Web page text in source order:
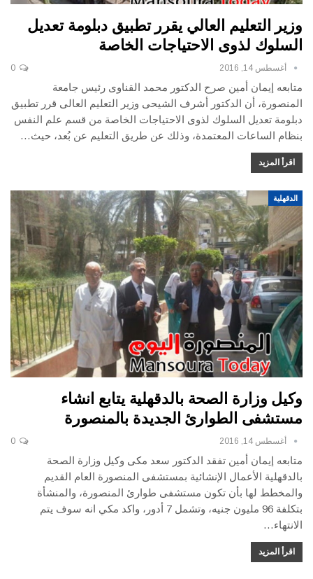
وزير التعليم العالي يقرر تطبيق دبلومة تعديل
السلوك لذوى الاحتياجات الخاصة
أغسطس 14, 2016
متابعه إيمان أمين صرح الدكتور محمد القناوى رئيس جامعة
المنصورة، أن الدكتور أشرف الشيحى وزير التعليم العالى قرر تطبيق
دبلومة تعديل السلوك لذوى الاحتياجات الخاصة من قسم علم النفس
بنظام الساعات المعتمدة، وذلك عن طريق التعليم عن بُعد، حيث…
اقرأ المزيد
الدقهلية
وكيل وزارة الصحة بالدقهلية يتابع انشاء
مستشفى الطوارئ الجديدة بالمنصورة
أغسطس 14, 2016
متابعه إيمان أمين تفقد الدكتور سعد مكى وكيل وزارة الصحة
بالدقهلية الأعمال الإنشائية بمستشفى المنصورة العام القديم
والمخطط لها بأن تكون مستشفى طوارئ المنصورة، والمنشأة
بتكلفة 96 مليون جنيه، وتشمل 7 أدور، واكد مكي انه سوف يتم
الانتهاء…
اقرأ المزيد